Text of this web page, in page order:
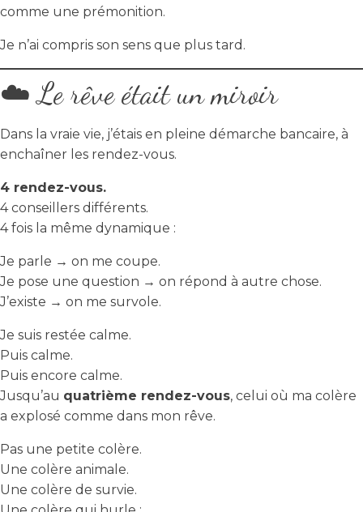
comme une prémonition.
Je n’ai compris son sens que plus tard.
☁️ Le rêve était un miroir
Dans la vraie vie, j’étais en pleine démarche bancaire, à
enchaîner les rendez-vous.
4 rendez-vous.
4 conseillers différents.
4 fois la même dynamique :
Je parle → on me coupe.
Je pose une question → on répond à autre chose.
J’existe → on me survole.
Je suis restée calme.
Puis calme.
Puis encore calme.
Jusqu’au quatrième rendez-vous, celui où ma colère
a explosé comme dans mon rêve.
Pas une petite colère.
Une colère animale.
Une colère de survie.